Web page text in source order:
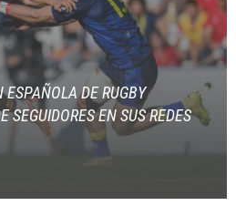
ESPAÑOLA DE RUGBY
SEGUIDORES EN SUS REDES